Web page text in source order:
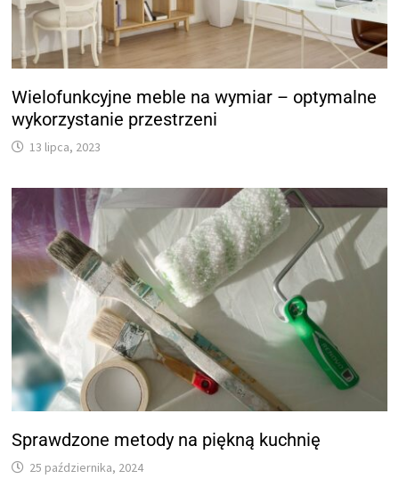
Wielofunkcyjne meble na wymiar – optymalne
wykorzystanie przestrzeni
13 lipca, 2023
Sprawdzone metody na piękną kuchnię
25 października, 2024